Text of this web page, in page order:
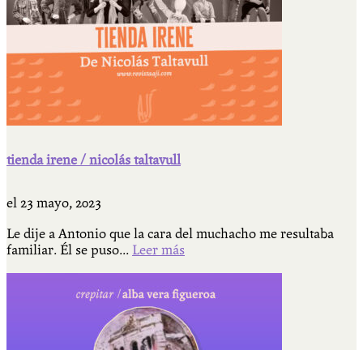
tienda irene / nicolás taltavull
el 23 mayo, 2023
Le dije a Antonio que la cara del muchacho me resultaba
familiar. Él se puso... Leer más